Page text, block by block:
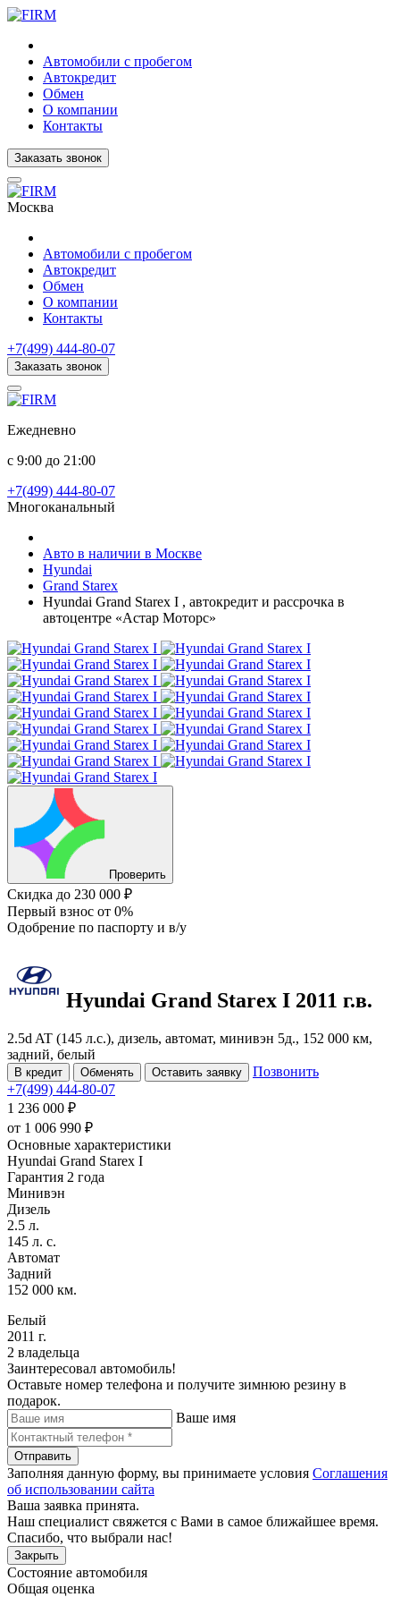
Автомобили с пробегом
Автокредит
Обмен
О компании
Контакты
Заказать звонок
Москва
Автомобили с пробегом
Автокредит
Обмен
О компании
Контакты
+7(499) 444-80-07
Заказать звонок
Ежедневно
с 9:00 до 21:00
+7(499) 444-80-07
Многоканальный
Авто в наличии в Москве
Hyundai
Grand Starex
Hyundai Grand Starex I , автокредит и рассрочка в
автоцентре «Астар Моторс»
Проверить
Скидка до 230 000 ₽
Первый взнос от 0%
Одобрение по паспорту и в/у
Hyundai Grand Starex I 2011 г.в.
2.5d AT (145 л.с.), дизель, автомат, минивэн 5д., 152 000 км,
задний, белый
В кредит Обменять Оставить заявку
Позвонить
+7(499) 444-80-07
1 236 000 ₽
от 1 006 990 ₽
Основные характеристики
Hyundai Grand Starex I
Гарантия 2 года
Минивэн
Дизель
2.5 л.
145 л. с.
Автомат
Задний
152 000 км.
Белый
2011 г.
2 владельца
Заинтересовал автомобиль!
Оставьте номер телефона и получите зимнюю резину в
подарок.
Ваше имя
Отправить
Заполняя данную форму, вы принимаете условия Соглашения
об использовании сайта
Ваша заявка принята.
Наш специалист свяжется с Вами в самое ближайшее время.
Спасибо, что выбрали нас!
Закрыть
Состояние автомобиля
Общая оценка